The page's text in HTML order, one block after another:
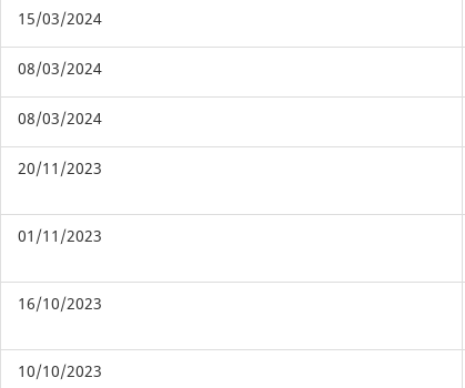
15/03/2024
08/03/2024
08/03/2024
20/11/2023
01/11/2023
16/10/2023
10/10/2023